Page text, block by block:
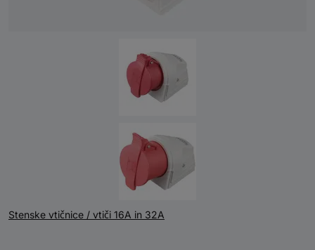
Stenske vtičnice / vtiči 16A in 32A